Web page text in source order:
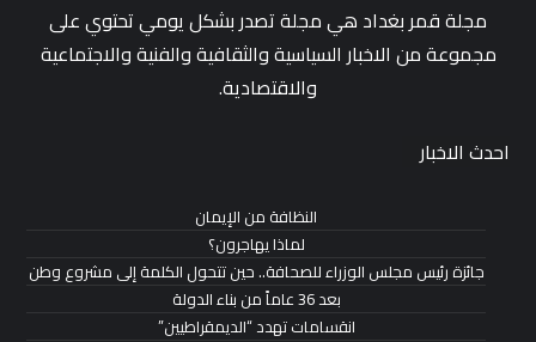
مجلة قمر بغداد هي مجلة تصدر بشكل يومي تحتوي على
مجموعة من الاخبار السياسية والثقافية والفنية والاجتماعية
والاقتصادية.
احدث الاخبار
النظافة من الإيمان
لماذا يهاجرون؟
جائزة رئيس مجلس الوزراء للصحافة.. حين تتحول الكلمة إلى مشروع وطن
بعد 36 عاماً من بناء الدولة
انقسامات تهدد “الديمقراطيين”